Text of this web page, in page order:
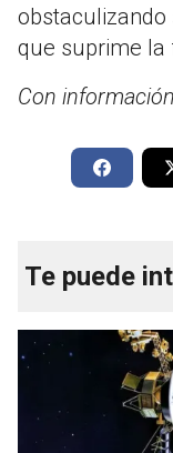
que suprime la
Con
Te puede